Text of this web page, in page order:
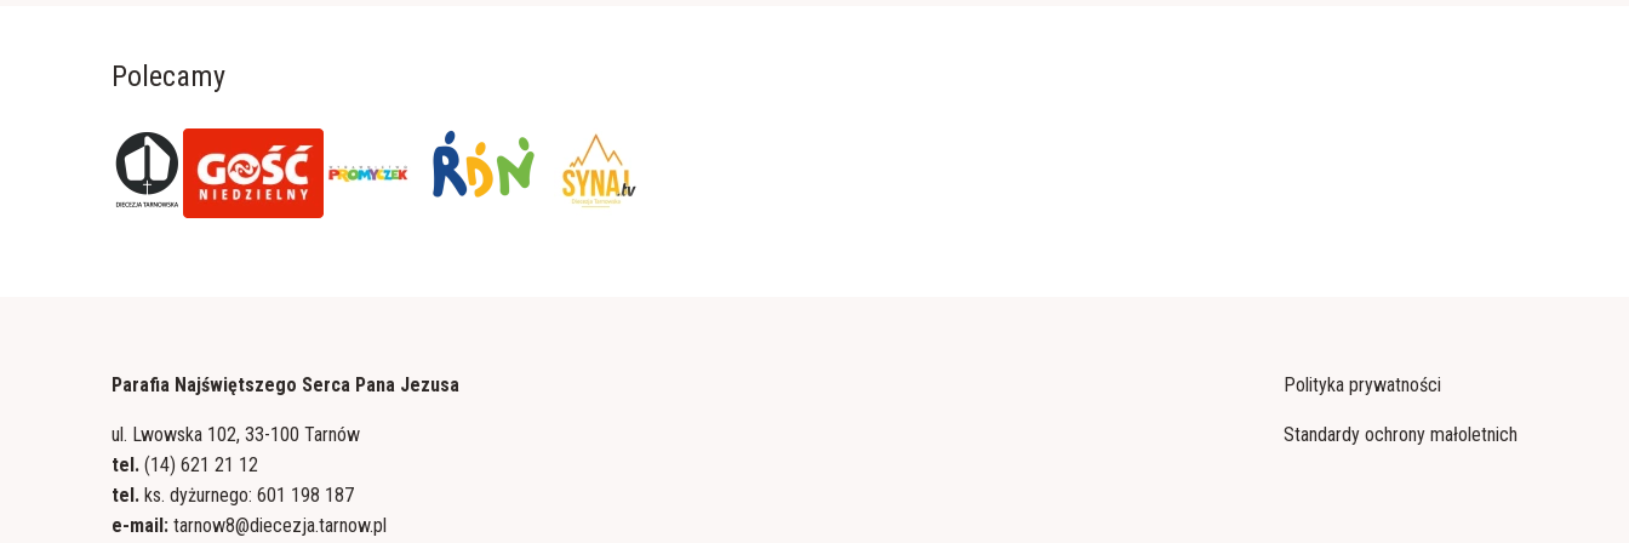
Polecamy
Parafia Najświętszego Serca Pana Jezusa
ul. Lwowska 102, 33-100 Tarnów
tel. (14) 621 21 12
tel. ks. dyżurnego: 601 198 187
e-mail: tarnow8@diecezja.tarnow.pl
Polityka prywatności
Standardy ochrony małoletnich